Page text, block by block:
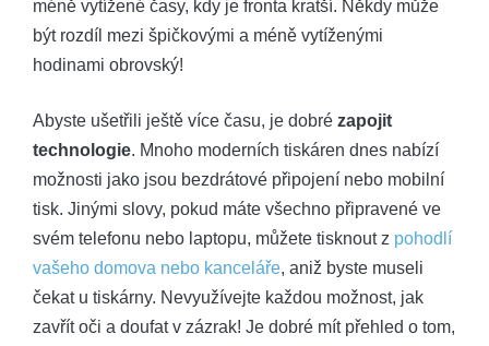
méně vytížené časy, kdy je fronta kratší. Někdy může
být rozdíl mezi špičkovými a méně vytíženými
hodinami obrovský!
Abyste ušetřili ještě více času, je dobré zapojit
technologie. Mnoho moderních tiskáren dnes nabízí
možnosti jako jsou bezdrátové připojení nebo mobilní
tisk. Jinými slovy, pokud máte všechno připravené ve
svém telefonu nebo laptopu, můžete tisknout z pohodlí
vašeho domova nebo kanceláře, aniž byste museli
čekat u tiskárny. Nevyužívejte každou možnost, jak
zavřít oči a doufat v zázrak! Je dobré mít přehled o tom,